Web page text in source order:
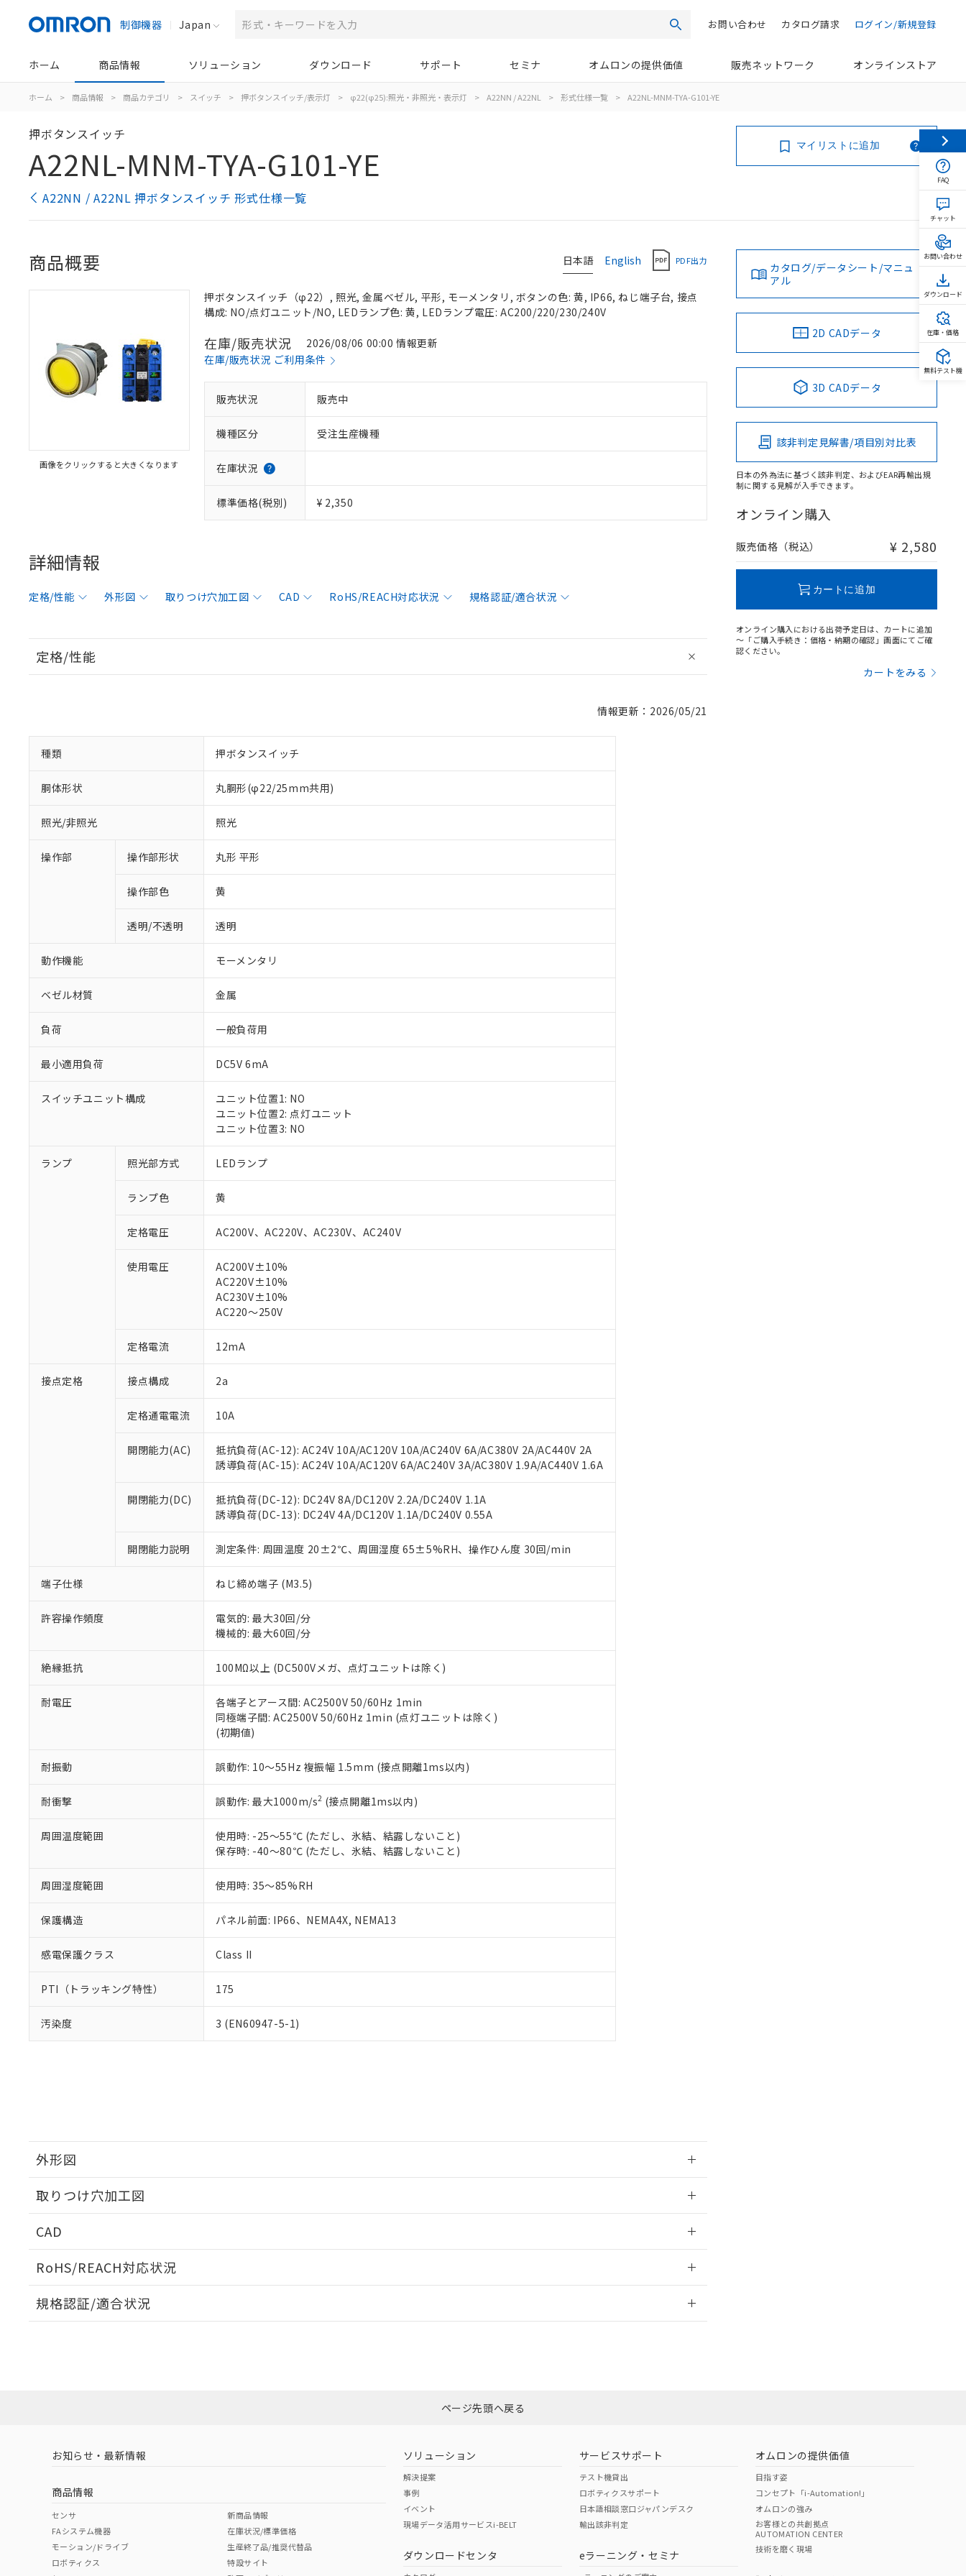
制御機器 Japan 検索 ログイン/新規登録
カタログ請求
お問い合わせ
ホーム 商品情報 ソリューション ダウンロード サポート セミナ オムロンの提供価値 販売ネットワーク オンラインストア
ホーム > 商品情報 > 商品カテゴリ > スイッチ > 押ボタンスイッチ/表示灯 > φ22(φ25):照光・非照光・表示灯 > A22NN / A22NL > 形式仕様一覧 > A22NL-MNM-TYA-G101-YE
押ボタンスイッチ
A22NL-MNM-TYA-G101-YE
A22NN / A22NL 押ボタンスイッチ 形式仕様一覧
マイリストに追加
日本語 English PDF出力
商品概要
画像をクリックすると大きくなります
押ボタンスイッチ（φ22）, 照光, 金属ベゼル, 平形, モーメンタリ, ボタンの色: 黄, IP66, ねじ端子台, 接点
構成: NO/点灯ユニット/NO, LEDランプ色: 黄, LEDランプ電圧: AC200/220/230/240V
在庫/販売状況
2026/08/06 00:00 情報更新
在庫/販売状況 ご利用条件
販売状況 販売中
機種区分 受注生産機種
在庫状況
標準価格(税別) ¥ 2,350
詳細情報
定格/性能 外形図 取りつけ穴加工図 CAD RoHS/REACH対応状況 規格認証/適合状況
定格/性能
情報更新：2026/05/21
種類 押ボタンスイッチ
胴体形状 丸胴形(φ22/25mm共用)
照光/非照光 照光
操作部 操作部形状 丸形 平形
操作部色 黄
透明/不透明 透明
動作機能 モーメンタリ
ベゼル材質 金属
負荷 一般負荷用
最小適用負荷 DC5V 6mA
スイッチユニット構成
ユニット位置1: NO
ユニット位置2: 点灯ユニット
ユニット位置3: NO
ランプ 照光部方式 LEDランプ
ランプ色 黄
定格電圧 AC200V、AC220V、AC230V、AC240V
使用電圧
AC200V±10%
AC220V±10%
AC230V±10%
AC220～250V
定格電流 12mA
接点定格 接点構成 2a
定格通電電流 10A
開閉能力(AC)
抵抗負荷(AC-12): AC24V 10A/AC120V 10A/AC240V 6A/AC380V 2A/AC440V 2A
誘導負荷(AC-15): AC24V 10A/AC120V 6A/AC240V 3A/AC380V 1.9A/AC440V 1.6A
開閉能力(DC)
抵抗負荷(DC-12): DC24V 8A/DC120V 2.2A/DC240V 1.1A
誘導負荷(DC-13): DC24V 4A/DC120V 1.1A/DC240V 0.55A
開閉能力説明 測定条件: 周囲温度 20±2℃、周囲湿度 65±5%RH、操作ひん度 30回/min
端子仕様 ねじ締め端子 (M3.5)
許容操作頻度
電気的: 最大30回/分
機械的: 最大60回/分
絶縁抵抗 100MΩ以上 (DC500Vメガ、点灯ユニットは除く)
耐電圧
各端子とアース間: AC2500V 50/60Hz 1min
同極端子間: AC2500V 50/60Hz 1min (点灯ユニットは除く)
(初期値)
耐振動 誤動作: 10～55Hz 複振幅 1.5mm (接点開離1ms以内)
耐衝撃 誤動作: 最大1000m/s2 (接点開離1ms以内)
周囲温度範囲
使用時: -25～55℃ (ただし、氷結、結露しないこと)
保存時: -40～80℃ (ただし、氷結、結露しないこと)
周囲湿度範囲 使用時: 35～85%RH
保護構造 パネル前面: IP66、NEMA4X, NEMA13
感電保護クラス Class II
PTI（トラッキング特性） 175
汚染度 3 (EN60947-5-1)
外形図
取りつけ穴加工図
CAD
RoHS/REACH対応状況
EU RoHS 注意事項・凡例
ダウンロードはこちら
中国 RoHS 注意事項・凡例
中国 RoHS表
Pb Hg Cr(VI)
規格認証/適合状況
（イギリス
（ノルウェー
（日本
（アメリカ
この製品の規格認証/適合状況ページへ
その他の認証はこちらのページからご検索ください
カタログ/データシート/マニュ
アル
2D CADデータ
3D CADデータ
該非判定見解書/項目別対比表
日本の外為法に基づく該非判定、およびEAR再輸出規
制に関する見解が入手できます。
オンライン購入
販売価格（税込） ¥ 2,580
カートに追加
オンライン購入における出荷予定日は、カートに追加
～「ご購入手続き：価格・納期の確認」画面にてご確
認ください。
カートをみる
ご利用条件
以下の条件をお読みいただき、同意のうえご利用ください。
当社制御機器事業取扱商品の中には、本サービスの対象外となる商品もあることをご了承ください。
のであり、閲覧された時点での実際の在庫および標準価格とは異なる場合があることをご了承くださ
当社販売員にご相談ください。
オムロン制御機器販売店や当社販売拠点は「販売ネットワーク
」をご確認ください。
在庫状況および標準価格結果を当社の事前の承諾なく第三者に漏洩または開示しないようお願いしま
マイパーツ機能（部品リスト作成サービス）をご利用いただくには、I-Webメンバーズにご登録され
ている必要があります。
お客様が当ウェブサイト上で当社にご登録された部品リストについて、当社および当社の共同利用者
が、当社の製品・サービスに関するお客様との取引・商談に必要な範囲で利用することをご了承くだ
さい。
※当社の共同利用者とは、
いる法人を指します。
※1 対応状況
対応済み：EU RoHS指令（10物質）の非含有に対応した製品が提供可能な商品です。
対応予定：EU RoHS指令（10物質）の非含有に対応した製品に切り替える予定のある商品です。
対応予定なし：EU RoHS指令（10物質）の非含有に非対応の商品で、対応品を出す予定はありません。
調査・確認中：EU RoHS指令（10物質）の非含有の対応状況を調査中または確認中の商品です。
非該当品：ライセンス料など無形物で、有害物質有無と関係のない商品です。
仕入先様の事情により、非含有部品としていたものが、含有品と判明した場合などやむを得ず変更すること
があります。
鉛(Pb) 1000ppm以下、 水銀(Hg) 1000ppm以下、 カドミウム(Cd) 100ppm以下、
フタル酸エステル類の４物質については閾値を超える意図的な使用がないことを確認しています。
※2 対応予定月
部品在庫の切り替え状況などにより、予定月が前後することがあります。
※3 非含有証明書ダウンロード
下記の非含有証明書をダウンロードすることができます。
51物質の非含有証明書（当社基準）
※本証明書は発行日時点で非含有を証明するもので、過去に遡って非含有を証明するものではありません。
また、RoHS指令のフタル酸エステル類４物質の対応では、対応完了までの期間は出荷製品に未対応品が
混在することから備考欄に対応日を記載しておりました。
既に当社にて対応品への在庫切替を完了していることから、特段のことがない限り、2022年1月12日よ
り割愛しております。
※1 中国RoHS○×表
「○」：最大均質材料含有率が中国RoHSの基準値以下であることを示します。
「×」：最大均質材料含有率が中国RoHSの基準値を超えていることを示します。
「－」：未確認です。当社販売部門へお問い合わせください。
Cr(Ⅵ)(六価クロム) : 1000ppm、 PBBs(ポリ臭化ビフェニル類) : 1000ppm、 PBDEs(ポリ臭化ジフェニルエーテル類) : 1000ppm、
DBP(フタル酸ジブチル) : 1000ppm、 DIBP(フタル酸ジイソブチル) : 1000ppm、 BBP(フタル酸ブチルベンジル) : 1000ppm、
DEHP(フタル酸ビス(2-エチルヘキシル)) : 1000ppm
※2 環境保護使用期限
「ｅ」：有害物質（10物質）のすべてが基準値以下であることを示します。
「10」：通常の使用状況下において有害物質が外部に漏えいし、環境に深刻な影響を及ぼさない年数を意
味します。
などの必要な手続きをとります。
ます。
置等に一切使用いたしません。
当社は、貴社製品を第三者に販売する場合は、上記1、2および3の内容を当該第三者に通知します。
また当社は、販売先および販売に係わる関係者が違法に輸出するおそれがある場合は、取り引きをい
たしません。
合意する キャンセル
△ 一定数には満たないが在庫あり
機器販売店・当社販売員にご確認ください)
白
ページ先頭へ戻る
お知らせ・最新情報
商品情報
センサ
FAシステム機器
モーション/ドライブ
ロボティクス
新商品情報
在庫状況/標準価格
生産終了品/推奨代替品
特設サイト
ソリューション
解決提案
事例
イベント
現場データ活用サービスi-BELT
ダウンロードセンタ
サービスサポート
テスト機貸出
ロボティクスサポート
日本語相談窓口ジャパンデスク
輸出該非判定
eラーニング・セミナ
オムロンの提供価値
目指す姿
コンセプト「i-Automation!」
オムロンの強み
お客様との共創拠点
AUTOMATION CENTER
技術を磨く現場
FAQ
チャット
お問い合わせ
ダウンロード
在庫・価格
無料テスト機